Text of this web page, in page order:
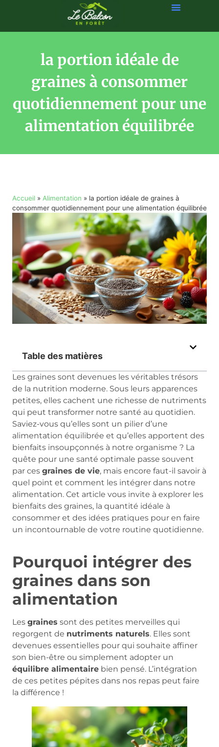
la portion idéale de
graines à consommer
quotidiennement pour une
alimentation équilibrée
Accueil » Alimentation » la portion idéale de graines à
consommer quotidiennement pour une alimentation équilibrée
Table des matières
Les graines sont devenues les véritables trésors
de la nutrition moderne. Sous leurs apparences
petites, elles cachent une richesse de nutriments
qui peut transformer notre santé au quotidien.
Saviez-vous qu’elles sont un pilier d’une
alimentation équilibrée et qu’elles apportent des
bienfaits insoupçonnés à notre organisme ? La
quête pour une santé optimale passe souvent
par ces graines de vie, mais encore faut-il savoir à
quel point et comment les intégrer dans notre
alimentation. Cet article vous invite à explorer les
bienfaits des graines, la quantité idéale à
consommer et des idées pratiques pour en faire
un incontournable de votre routine quotidienne.
Pourquoi intégrer des
graines dans son
alimentation
Les graines sont des petites merveilles qui
regorgent de nutriments naturels. Elles sont
devenues essentielles pour qui souhaite affiner
son bien-être ou simplement adopter un
équilibre alimentaire bien pensé. L’intégration
de ces petites pépites dans nos repas peut faire
la différence !